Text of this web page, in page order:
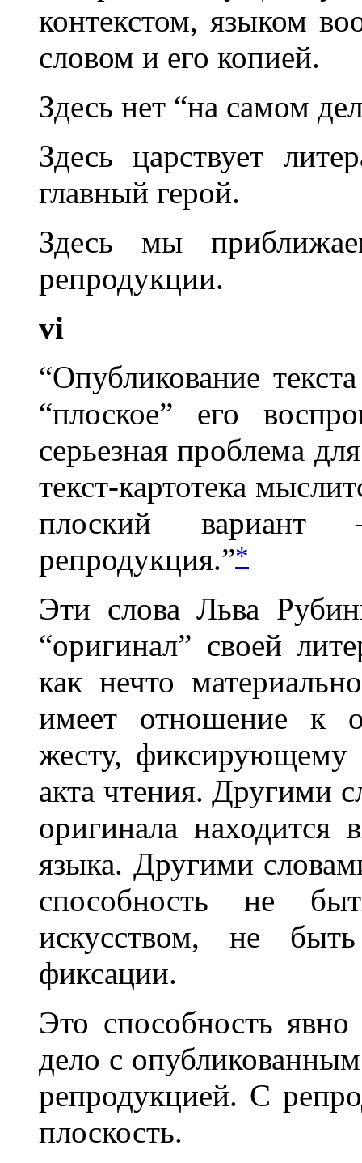
контекстом, языком
словом и его копией.
Здесь нет “на самом
Здесь царствует
главный герой.
Здесь мы
репродукции.
vi
“Опубликование
“плоское” его
серьезная проблема
текст-картотека
плоский
репродукция.”*
Эти слова Льва
“оригинал” своей
как нечто
имеет отношение к
жесту, фиксирующему
акта чтения. Другими
оригинала
языка. Другими
способность не
искусством, не
фиксации.
Это способность
дело с
репродукцией. С
плоскость.